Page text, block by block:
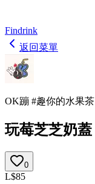
Findrink
返回菜單
OK蹦 #趣你的水果茶
玩莓芝芝奶蓋
0
L$85